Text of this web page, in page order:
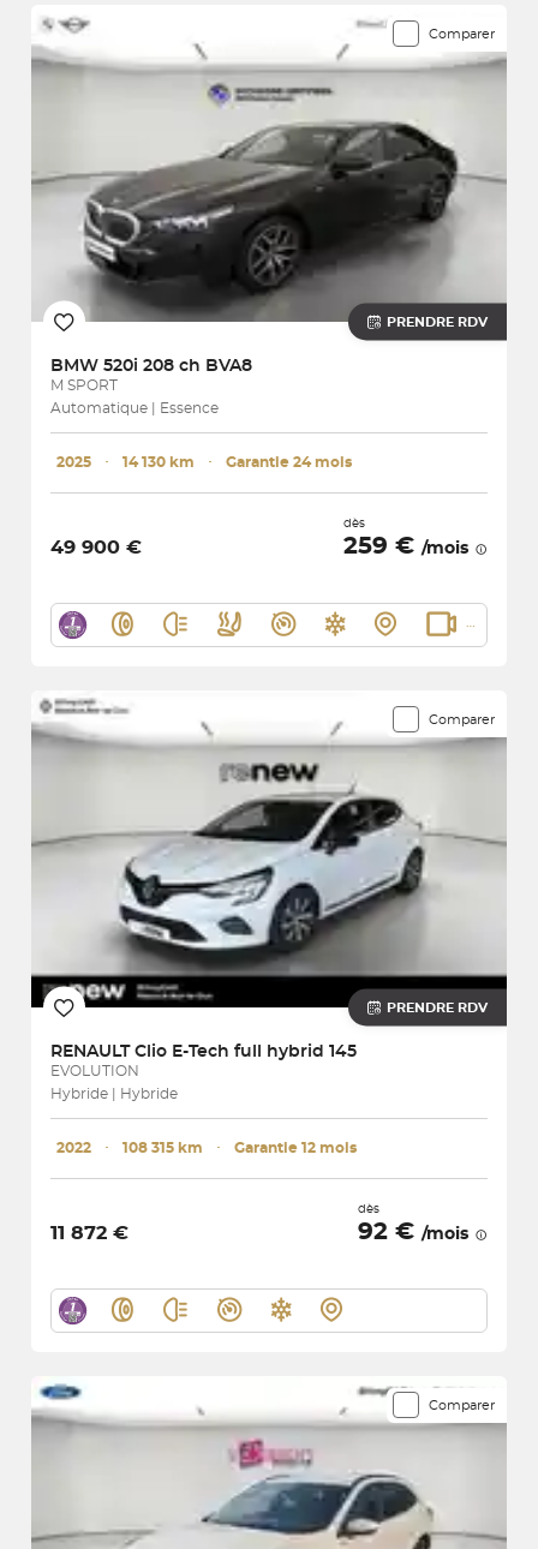
Comparer
PRENDRE RDV
BMW 520i 208 ch BVA8
M SPORT
Automatique | Essence
2025 ･ 14 130 km ･ Garantie 24 mois
49 900 €
dès
259 € /mois
Comparer
PRENDRE RDV
RENAULT Clio E-Tech full hybrid 145
EVOLUTION
Hybride | Hybride
2022 ･ 108 315 km ･ Garantie 12 mois
11 872 €
dès
92 € /mois
Comparer